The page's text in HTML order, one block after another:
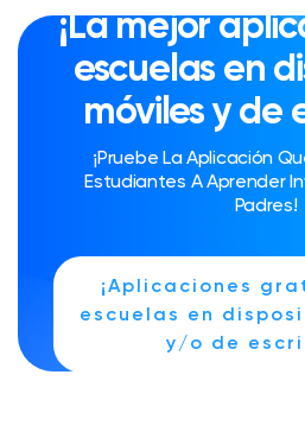
¡La mejor
escuelas en
móviles y de
¡Pruebe La Aplicación
Estudiantes A Aprender
Padres!
¡Aplicaciones
escuelas en
y/o de